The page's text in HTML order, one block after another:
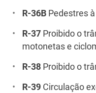
R-36B Pedestres
R-37 Proibido o
motonetas e
R-38 Proibido o
R-39 Circulação